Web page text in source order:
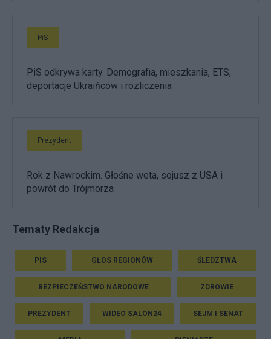
PiS
PiS odkrywa karty. Demografia, mieszkania, ETS,
deportacje Ukraińców i rozliczenia
Prezydent
Rok z Nawrockim. Głośne weta, sojusz z USA i
powrót do Trójmorza
Tematy Redakcja
PIS GŁOS REGIONÓW ŚLEDZTWA
BEZPIECZEŃSTWO NARODOWE ZDROWIE
PREZYDENT WIDEO SALON24 SEJM I SENAT